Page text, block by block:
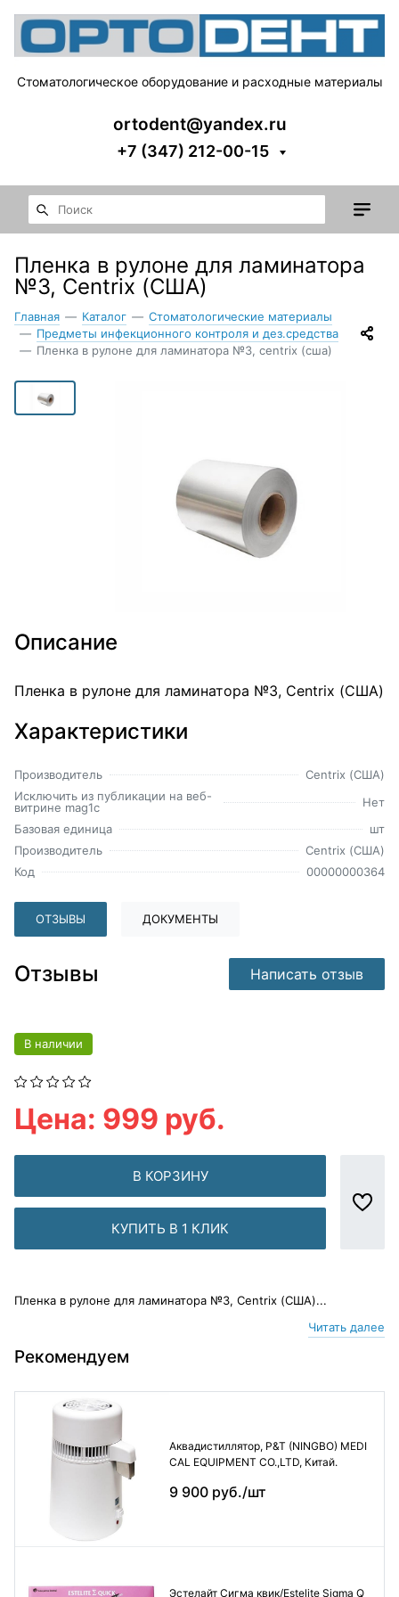
Стоматологическое оборудование и расходные материалы
ortodent@yandex.ru
+7 (347) 212-00-15
Пленка в рулоне для ламинатора
№3, Centrix (США)
Главная — Каталог — Стоматологические материалы
— Предметы инфекционного контроля и дез.средства
— Пленка в рулоне для ламинатора №3, centrix (сша)
Описание
Пленка в рулоне для ламинатора №3, Centrix (США)
Характеристики
Производитель
Centrix (США)
Исключить из публикации на веб-
витрине mag1c
Нет
Базовая единица
шт
Производитель
Centrix (США)
Код
00000000364
ОТЗЫВЫ ДОКУМЕНТЫ
Отзывы Написать отзыв
В наличии
Цена: 999 руб.
В КОРЗИНУ
КУПИТЬ В 1 КЛИК
Пленка в рулоне для ламинатора №3, Centrix (США)...
Читать далее
Рекомендуем
Аквадистиллятор, P&T (NINGBO) MEDI
CAL EQUIPMENT CO.,LTD, Китай.
9 900 руб./шт
Эстелайт Сигма квик/Estelite Sigma Q